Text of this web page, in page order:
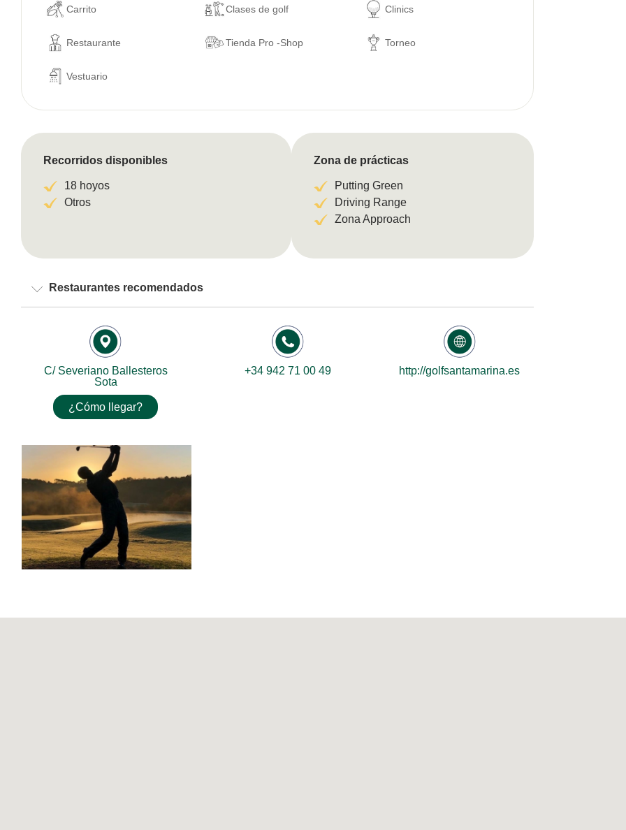
Carrito Clases de golf Clinics
Restaurante Tienda Pro -Shop Torneo
Vestuario
Recorridos disponibles
18 hoyos
Otros
Zona de prácticas
Putting Green
Driving Range
Zona Approach
Restaurantes recomendados
C/ Severiano Ballesteros
Sota
¿Cómo llegar?
+34 942 71 00 49 http://golfsantamarina.es